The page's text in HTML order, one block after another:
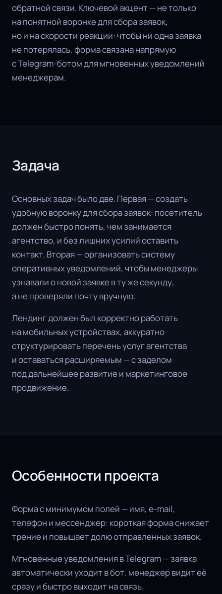
обратной связи. Ключевой акцент — не только
на понятной воронке для сбора заявок,
но и на скорости реакции: чтобы ни одна заявка
не потерялась, форма связана напрямую
с Telegram-ботом для мгновенных уведомлений
менеджерам.
Задача
Основных задач было две. Первая — создать
удобную воронку для сбора заявок: посетитель
должен быстро понять, чем занимается
агентство, и без лишних усилий оставить
контакт. Вторая — организовать систему
оперативных уведомлений, чтобы менеджеры
узнавали о новой заявке в ту же секунду,
а не проверяли почту вручную.
Лендинг должен был корректно работать
на мобильных устройствах, аккуратно
структурировать перечень услуг агентства
и оставаться расширяемым — с заделом
под дальнейшее развитие и маркетинговое
продвижение.
Особенности проекта
Форма с минимумом полей — имя, e-mail,
телефон и мессенджер: короткая форма снижает
трение и повышает долю отправленных заявок.
Мгновенные уведомления в Telegram — заявка
автоматически уходит в бот, менеджер видит её
сразу и быстро выходит на связь.